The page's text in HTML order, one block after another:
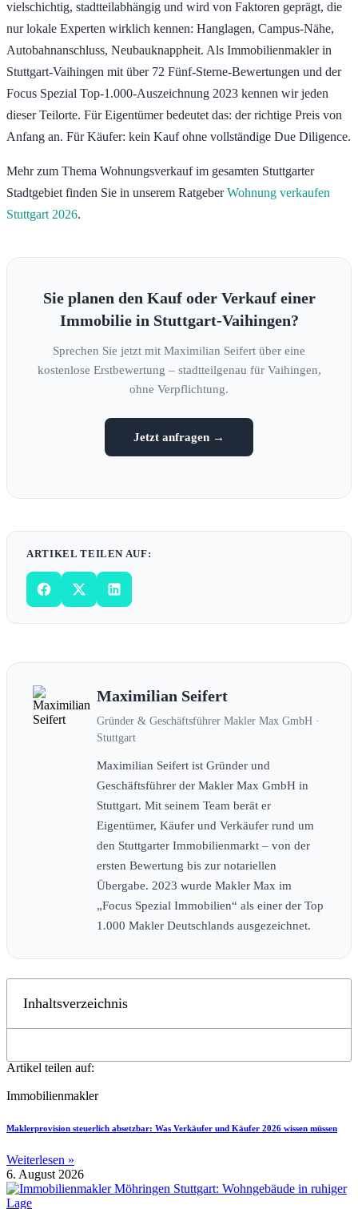
vielschichtig, stadtteilabhängig und wird von Faktoren geprägt, die
nur lokale Experten wirklich kennen: Hanglagen, Campus-Nähe,
Autobahnanschluss, Neubauknappheit. Als Immobilienmakler in
Stuttgart-Vaihingen mit über 72 Fünf-Sterne-Bewertungen und der
Focus Spezial Top-1.000-Auszeichnung 2023 kennen wir jeden
dieser Teilorte. Für Eigentümer bedeutet das: der richtige Preis von
Anfang an. Für Käufer: kein Kauf ohne vollständige Due Diligence.
Mehr zum Thema Wohnungsverkauf im gesamten Stuttgarter
Stadtgebiet finden Sie in unserem RatgeberWohnung verkaufen
Stuttgart 2026.
Sie planen den Kauf oder Verkauf einer
Immobilie in Stuttgart-Vaihingen?
Sprechen Sie jetzt mit Maximilian Seifert über eine
kostenlose Erstbewertung – stadtteilgenau für Vaihingen,
ohne Verpflichtung.
Jetzt anfragen →
ARTIKEL TEILEN AUF:
Maximilian Seifert
Gründer & Geschäftsführer Makler Max GmbH ·
Stuttgart
Maximilian Seifert ist Gründer und
Geschäftsführer der Makler Max GmbH in
Stuttgart. Mit seinem Team berät er
Eigentümer, Käufer und Verkäufer rund um
den Stuttgarter Immobilienmarkt – von der
ersten Bewertung bis zur notariellen
Übergabe. 2023 wurde Makler Max im
„Focus Spezial Immobilien“ als einer der Top
1.000 Makler Deutschlands ausgezeichnet.
Inhaltsverzeichnis
Artikel teilen auf:
Immobilienmakler
Maklerprovision steuerlich absetzbar: Was Verkäufer und Käufer 2026 wissen müssen
Weiterlesen »
6. August 2026